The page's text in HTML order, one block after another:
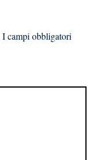
I campi obbligatori